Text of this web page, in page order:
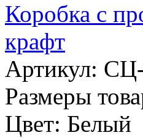
Коробка с
крафт
Артикул:
Размеры
Цвет: Белый